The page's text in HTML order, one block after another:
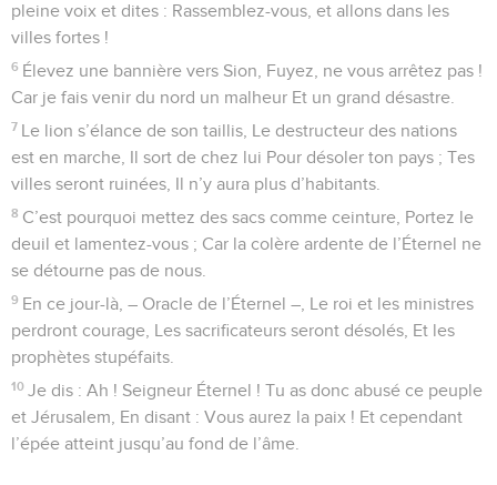
pleine voix et dites : Rassemblez-vous, et allons dans les
villes fortes !
6 Élevez une bannière vers Sion, Fuyez, ne vous arrêtez pas !
Car je fais venir du nord un malheur Et un grand désastre.
7 Le lion s’élance de son taillis, Le destructeur des nations
est en marche, Il sort de chez lui Pour désoler ton pays ; Tes
villes seront ruinées, Il n’y aura plus d’habitants.
8 C’est pourquoi mettez des sacs comme ceinture, Portez le
deuil et lamentez-vous ; Car la colère ardente de l’Éternel ne
se détourne pas de nous.
9 En ce jour-là, – Oracle de l’Éternel –, Le roi et les ministres
perdront courage, Les sacrificateurs seront désolés, Et les
prophètes stupéfaits.
10 Je dis : Ah ! Seigneur Éternel ! Tu as donc abusé ce peuple
et Jérusalem, En disant : Vous aurez la paix ! Et cependant
l’épée atteint jusqu’au fond de l’âme.